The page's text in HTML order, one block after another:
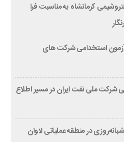
کرمانشاه به مناسبت فرا
آزمون استخدامی شرکت های
شركت ملی نفت ایران در مسیر اطلاع
در منطقه عملیاتی لاوان